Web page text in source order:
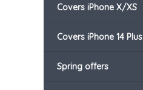
Covers iPhone X/XS
Covers iPhone 14 Plus
Spring offers